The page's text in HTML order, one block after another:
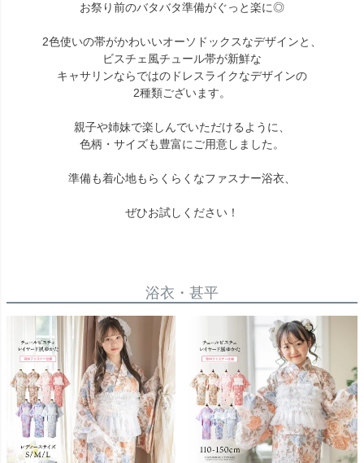
お祭り前のバタバタ準備がぐっと楽に◎
2色使いの帯がかわいいオーソドックスなデザインと、
ビスチェ風チュール帯が新鮮な
キャサリンならではのドレスライクなデザインの
2種類ございます。
親子や姉妹で楽しんでいただけるように、
色柄・サイズも豊富にご用意しました。
準備も着心地もらくらくなファスナー浴衣、
ぜひお試しください！
浴衣・甚平